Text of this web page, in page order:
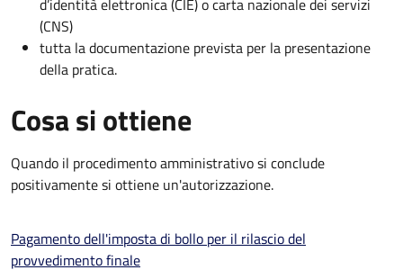
(CNS)
tutta la documentazione prevista per la presentazione
della pratica.
Cosa si ottiene
Quando il procedimento amministrativo si conclude
positivamente si ottiene un'autorizzazione.
Pagamento dell'imposta di bollo per il rilascio del
provvedimento finale